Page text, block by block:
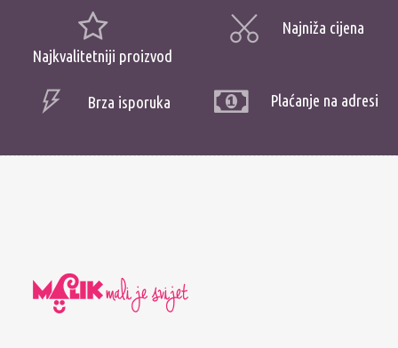
Najkvalitetniji proizvod
Najniža cijena
Brza isporuka Plaćanje na adresi